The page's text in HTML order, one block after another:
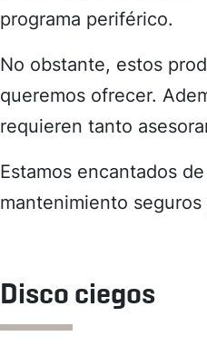
programa periférico.
No obstante, estos
queremos ofrecer.
requieren tanto
Estamos encantados
mantenimiento
Disco ciegos